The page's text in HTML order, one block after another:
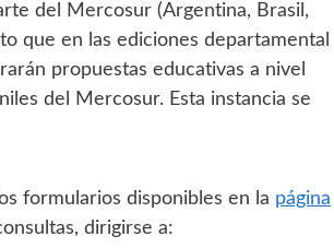
del Mercosur (Argentina, Brasil,
que en las ediciones departamental
propuestas educativas a nivel
del Mercosur. Esta instancia se
formularios disponibles en la página
dirigirse a: